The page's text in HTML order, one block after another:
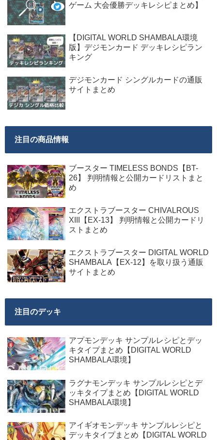
ゲーム 大会優勝デッキレシピまとめ】
【DIGITAL WORLD SHAMBALA環境
版】デジモンカード デッキレシピラン
キング
デジモンカード シングルカードの通販
サイトまとめ
注目の商品情報
ブースター TIMELESS BONDS【BT-
26】 判明情報と公開カードリストまと
め
エクストラブースター CHIVALROUS
XIII【EX-13】 判明情報と公開カードリ
ストまとめ
エクストラブースター DIGITAL WORLD
SHAMBALA【EX-12】を取り扱う通販
サイトまとめ
注目のデッキ
アプモンデッキ サンプルレシピとデッ
キタイプまとめ【DIGITAL WORLD
SHAMBALA環境】
ラグナモンデッキ サンプルレシピとデ
ッキタイプまとめ【DIGITAL WORLD
SHAMBALA環境】
アイギオモンデッキ サンプルレシピと
デッキタイプまとめ【DIGITAL WORLD